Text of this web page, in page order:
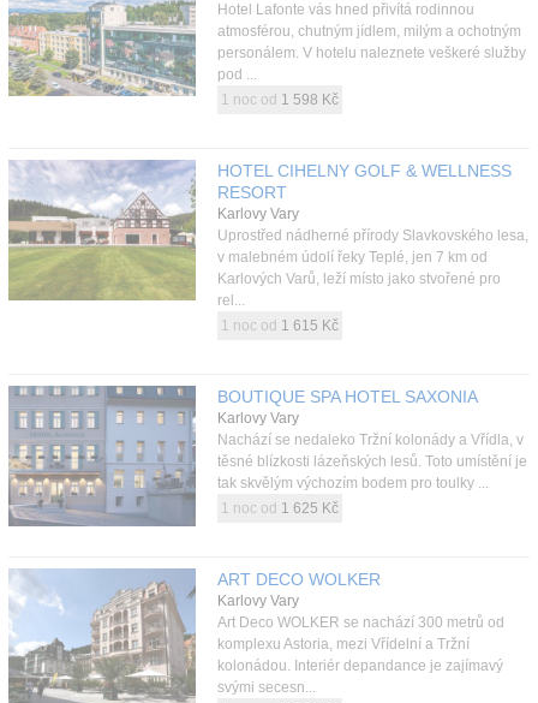
Hotel Lafonte vás hned přivítá rodinnou
atmosférou, chutným jídlem, milým a ochotným
personálem. V hotelu naleznete veškeré služby
pod ...
1 noc od 1 598 Kč
HOTEL CIHELNY GOLF & WELLNESS
RESORT
Karlovy Vary
Uprostřed nádherné přírody Slavkovského lesa,
v malebném údolí řeky Teplé, jen 7 km od
Karlových Varů, leží místo jako stvořené pro
rel...
1 noc od 1 615 Kč
BOUTIQUE SPA HOTEL SAXONIA
Karlovy Vary
Nachází se nedaleko Tržní kolonády a Vřídla, v
těsné blízkosti lázeňských lesů. Toto umístění je
tak skvělým výchozím bodem pro toulky ...
1 noc od 1 625 Kč
ART DECO WOLKER
Karlovy Vary
Art Deco WOLKER se nachází 300 metrů od
komplexu Astoria, mezi Vřídelní a Tržní
kolonádou. Interiér depandance je zajímavý
svými secesn...